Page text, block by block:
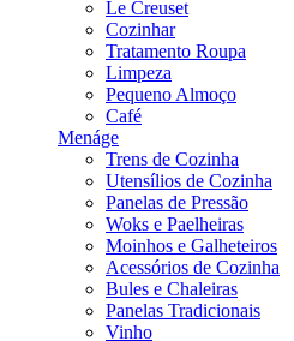
Le Creuset
Cozinhar
Tratamento Roupa
Limpeza
Pequeno Almoço
Café
Menáge
Trens de Cozinha
Utensílios de Cozinha
Panelas de Pressão
Woks e Paelheiras
Moinhos e Galheteiros
Acessórios de Cozinha
Bules e Chaleiras
Panelas Tradicionais
Vinho